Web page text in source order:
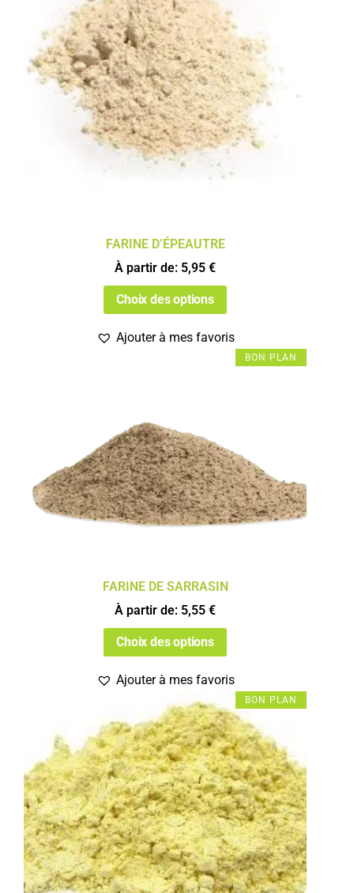
FARINE D’ÉPEAUTRE
À partir de: 5,95 €
Choix des options
Ajouter à mes favoris
BON PLAN
FARINE DE SARRASIN
À partir de: 5,55 €
Choix des options
Ajouter à mes favoris
BON PLAN